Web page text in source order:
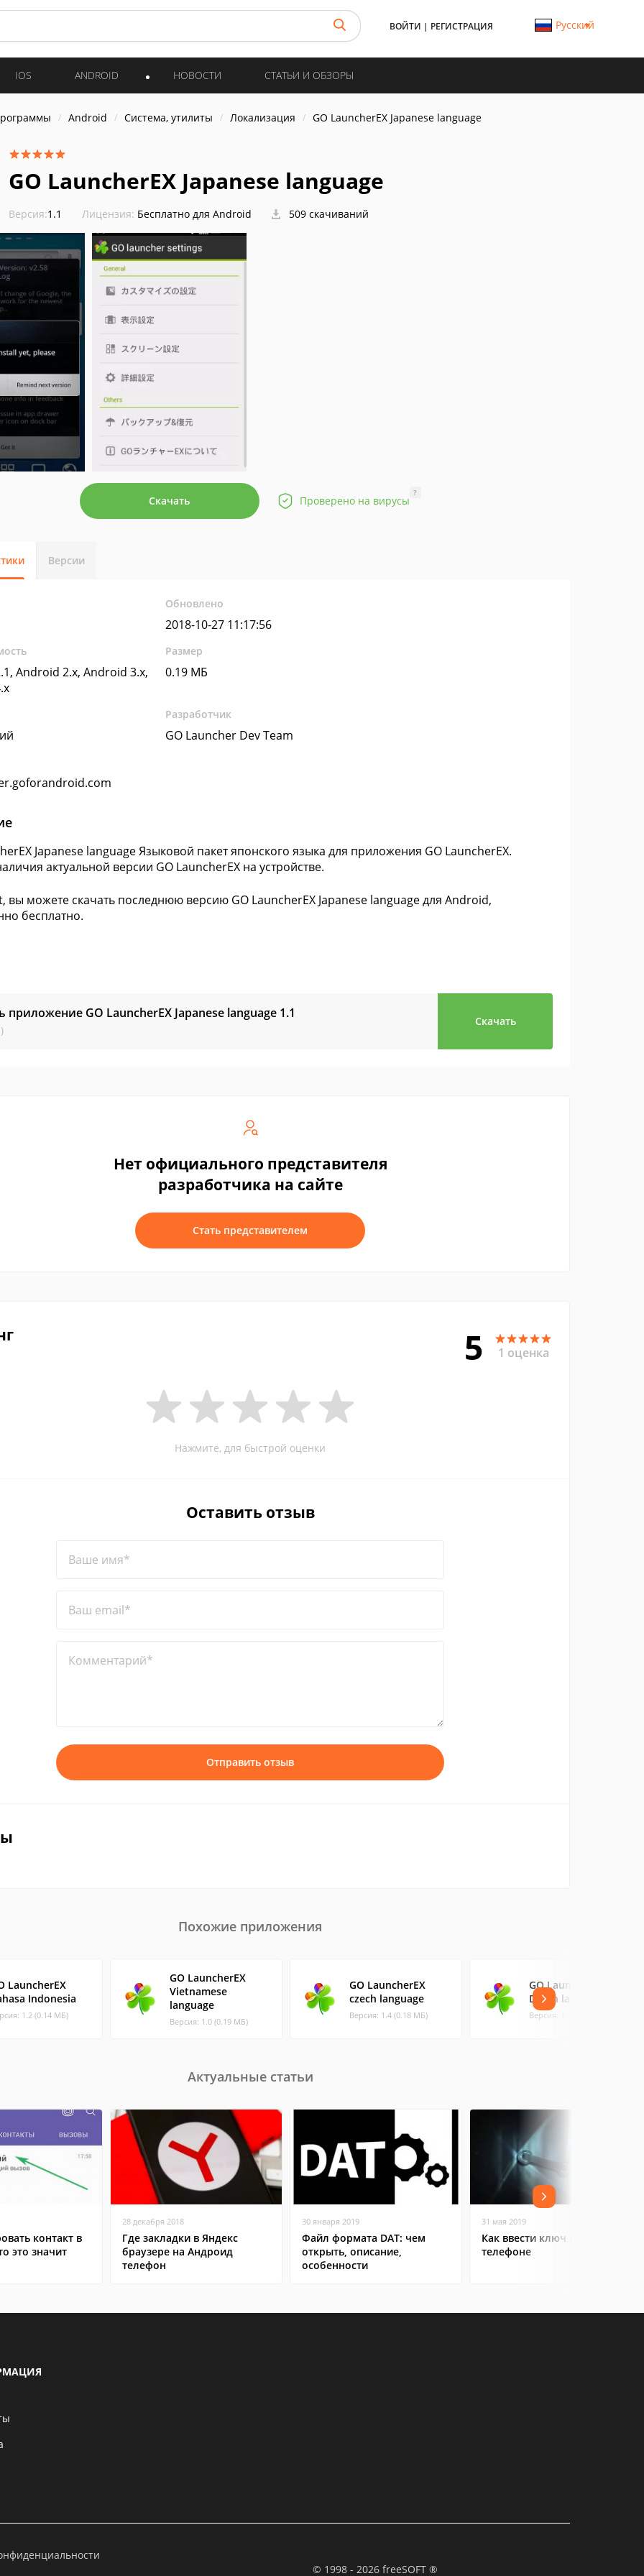
ВОЙТИ | РЕГИСТРАЦИЯ Русский
IOS ANDROID НОВОСТИ СТАТЬИ И ОБЗОРЫ
Android Система, утилиты Локализация GO LauncherEX Japanese language
GO LauncherEX Japanese language
Версия:1.1 Лицензия: Бесплатно для Android 509 скачиваний
Скачать Проверено на вирусы
?
Версии
Обновлено
2018-10-27 11:17:56
Android 2.x, Android 3.x,
Размер
0.19 МБ
Разработчик
GO Launcher Dev Team
Japanese language Языковой пакет японского языка для приложения GO LauncherEX.
актуальной версии GO LauncherEX на устройстве.
вы можете скачать последнюю версию GO LauncherEX Japanese language для Android,
бесплатно.
приложение GO LauncherEX Japanese language 1.1
Скачать
Нет официального представителя
разработчика на сайте
Стать представителем
5 1 оценка
Нажмите, для быстрой оценки
Оставить отзыв
Ваше имя*
Ваш email*
Комментарий*
Отправить отзыв
Похожие приложения
LauncherEX
Indonesia
1.2 (0.14 МБ)
GO LauncherEX
Vietnamese
language
Версия: 1.0 (0.19 МБ)
GO LauncherEX
czech language
Версия: 1.4 (0.18 МБ)
GO LauncherEX
Dutch langpack
Версия: 1.11 (0.15 МБ)
Актуальные статьи
контакт в
это значит
28 декабря 2018
Где закладки в Яндекс
браузере на Андроид
телефон
30 января 2019
Файл формата DAT: чем
открыть, описание,
особенности
31 мая 2019
Как ввести ключ в Steam на
телефоне
© 1998 - 2026 freeSOFT ®